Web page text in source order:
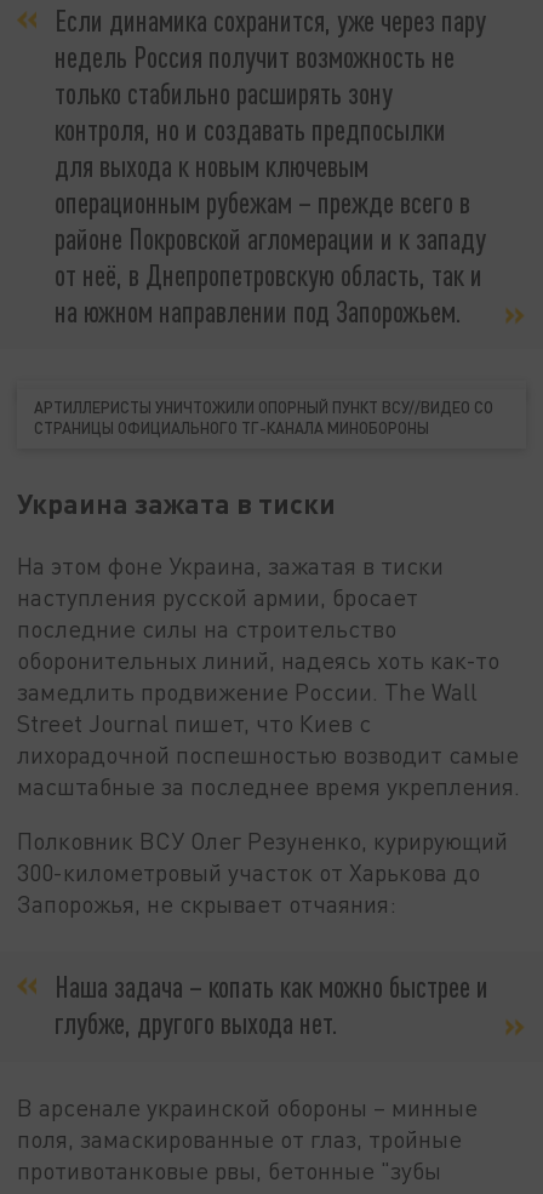
Если динамика сохранится, уже через пару
недель Россия получит возможность не
только стабильно расширять зону
контроля, но и создавать предпосылки
для выхода к новым ключевым
операционным рубежам – прежде всего в
районе Покровской агломерации и к западу
от неё, в Днепропетровскую область, так и
на южном направлении под Запорожьем.
АРТИЛЛЕРИСТЫ УНИЧТОЖИЛИ ОПОРНЫЙ ПУНКТ ВСУ//ВИДЕО СО
СТРАНИЦЫ ОФИЦИАЛЬНОГО ТГ-КАНАЛА МИНОБОРОНЫ
Украина зажата в тиски
На этом фоне Украина, зажатая в тиски
наступления русской армии, бросает
последние силы на строительство
оборонительных линий, надеясь хоть как-то
замедлить продвижение России. The Wall
Street Journal пишет, что Киев с
лихорадочной поспешностью возводит самые
масштабные за последнее время укрепления.
Полковник ВСУ Олег Резуненко, курирующий
300-километровый участок от Харькова до
Запорожья, не скрывает отчаяния:
Наша задача – копать как можно быстрее и
глубже, другого выхода нет.
В арсенале украинской обороны – минные
поля, замаскированные от глаз, тройные
противотанковые рвы, бетонные "зубы